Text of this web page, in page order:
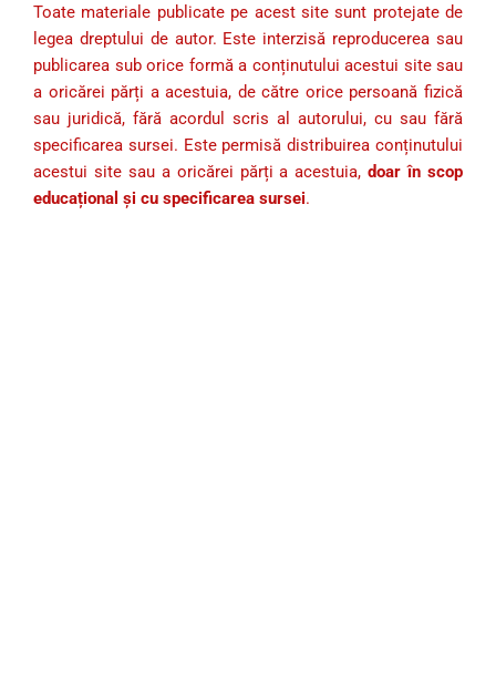
Toate materiale publicate pe acest site sunt protejate de
legea dreptului de autor. Este interzisă reproducerea sau
publicarea sub orice formă a conținutului acestui site sau
a oricărei părți a acestuia, de către orice persoană fizică
sau juridică, fără acordul scris al autorului, cu sau fără
specificarea sursei. Este permisă distribuirea conținutului
acestui site sau a oricărei părți a acestuia,doar în scop
educațional și cu specificarea sursei.